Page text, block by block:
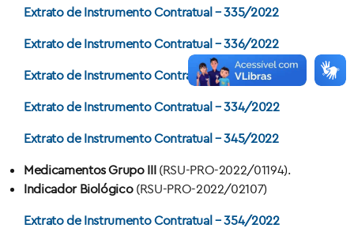
Extrato de Instrumento Contratual – 335/2022
Extrato de Instrumento Contratual – 336/2022
Extrato de Instrumento Contratual – 342/2022
Extrato de Instrumento Contratual – 334/2022
Extrato de Instrumento Contratual – 345/2022
Medicamentos Grupo III (RSU-PRO-2022/01194).
Indicador Biológico (RSU-PRO-2022/02107)
Extrato de Instrumento Contratual – 354/2022